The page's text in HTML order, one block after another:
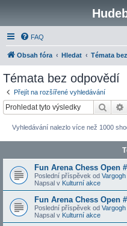
FAQ
Obsah fóra Hledat Témata
Témata bez odpovědí
Přejít na rozšířené vyhledávání
Hledat
Vyhledávání nalezlo více než 1000
Fun Arena Chess Open
Poslední příspěvek od Vargogh
Napsal v Kulturní akce
Fun Arena Chess Open
Poslední příspěvek od Vargogh
Napsal v Kulturní akce